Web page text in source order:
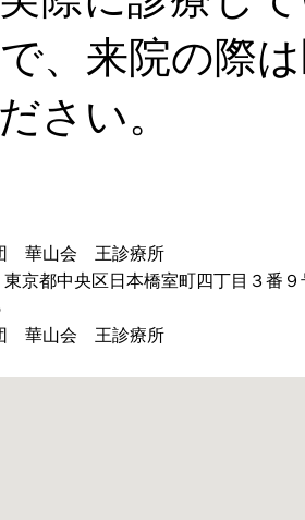
、来院の際
さい。
華山会 王診療所
京都中央区日本橋室町四丁目３番
華山会 王診療所